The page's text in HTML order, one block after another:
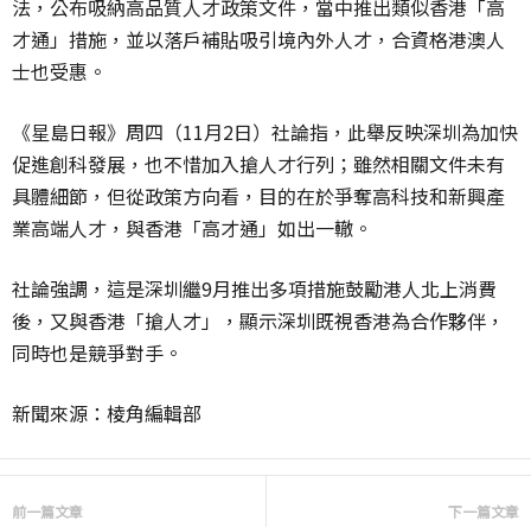
法，公布吸納高品質人才政策文件，當中推出類似香港「高
才通」措施，並以落戶補貼吸引境內外人才，合資格港澳人
士也受惠。
《星島日報》周四（11月2日）社論指，此舉反映深圳為加快
促進創科發展，也不惜加入搶人才行列；雖然相關文件未有
具體細節，但從政策方向看，目的在於爭奪高科技和新興產
業高端人才，與香港「高才通」如出一轍。
社論強調，這是深圳繼9月推出多項措施鼓勵港人北上消費
後，又與香港「搶人才」，顯示深圳既視香港為合作夥伴，
同時也是競爭對手。
新聞來源：棱角編輯部
前一篇文章 下一篇文章